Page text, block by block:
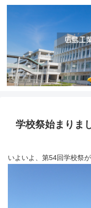
学校祭始まりま
いよいよ、第54回学校祭